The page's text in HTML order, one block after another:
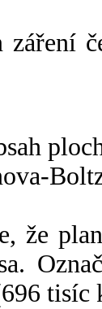
záření
že
tisíc